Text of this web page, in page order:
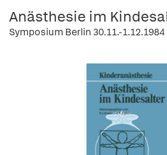
Anästhesie im
Symposium Berlin 30.11.-1.12.1984